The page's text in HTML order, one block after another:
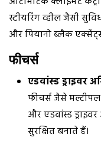
स्टीयरिंग व्हील जैसी
और पियानो ब्लैक
फीचर्स
एडवांस्ड ड्राइवर
फीचर्स जैसे मल्टीपल
और एडवांस्ड
सुरक्षित बनाते हैं।